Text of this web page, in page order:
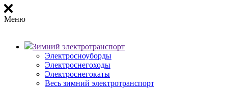
Меню
Зимний электротранспорт
Электросноуборды
Электроснегоходы
Электроснегокаты
Весь зимний электротранспорт